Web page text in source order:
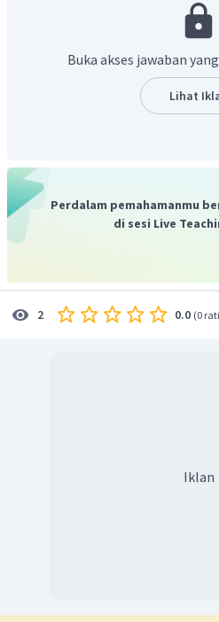
Buka akses jawaban
Lihat
Perdalam pemahamanmu
di sesi Live
2 0.0 (0
Iklan